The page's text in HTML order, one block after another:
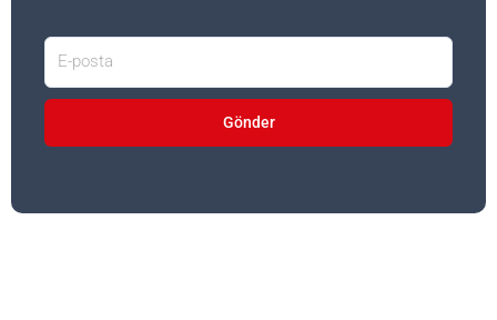
Gönder